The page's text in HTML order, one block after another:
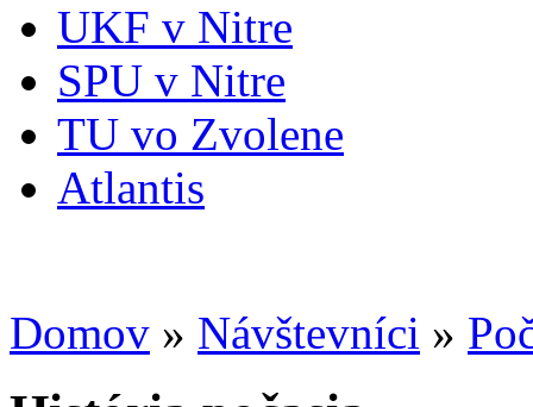
UKF v Nitre
SPU v Nitre
TU vo Zvolene
Atlantis
Domov » Návštevníci »